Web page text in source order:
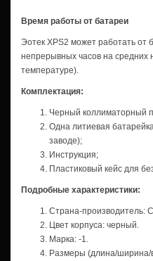
Время работы от батареи
Эотек XPS2 может работать от
непрерывных часов на средних
температуре).
Комплектация:
Черный коллиматорный
Одна литиевая
заводе);
Инструкция;
Пластиковый кейс для
Подробные характеристики:
Страна-производитель:
Цвет корпуса: черный.
Марка: -1.
Размеры (длина/ширина/